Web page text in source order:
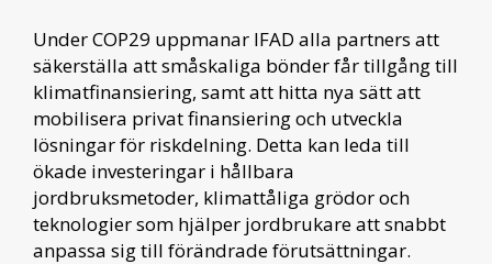
Under COP29 uppmanar IFAD alla partners att
säkerställa att småskaliga bönder får tillgång till
klimatfinansiering, samt att hitta nya sätt att
mobilisera privat finansiering och utveckla
lösningar för riskdelning. Detta kan leda till
ökade investeringar i hållbara
jordbruksmetoder, klimattåliga grödor och
teknologier som hjälper jordbrukare att snabbt
anpassa sig till förändrade förutsättningar.